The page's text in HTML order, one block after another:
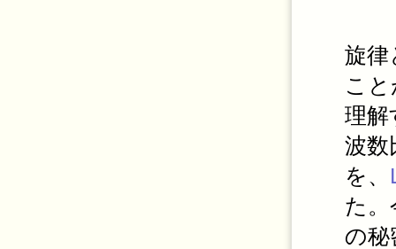
旋律
こ
理解
波数
を、
た。
の秘